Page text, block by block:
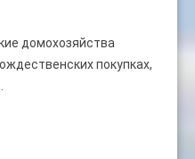
домохозяйства
покупках,